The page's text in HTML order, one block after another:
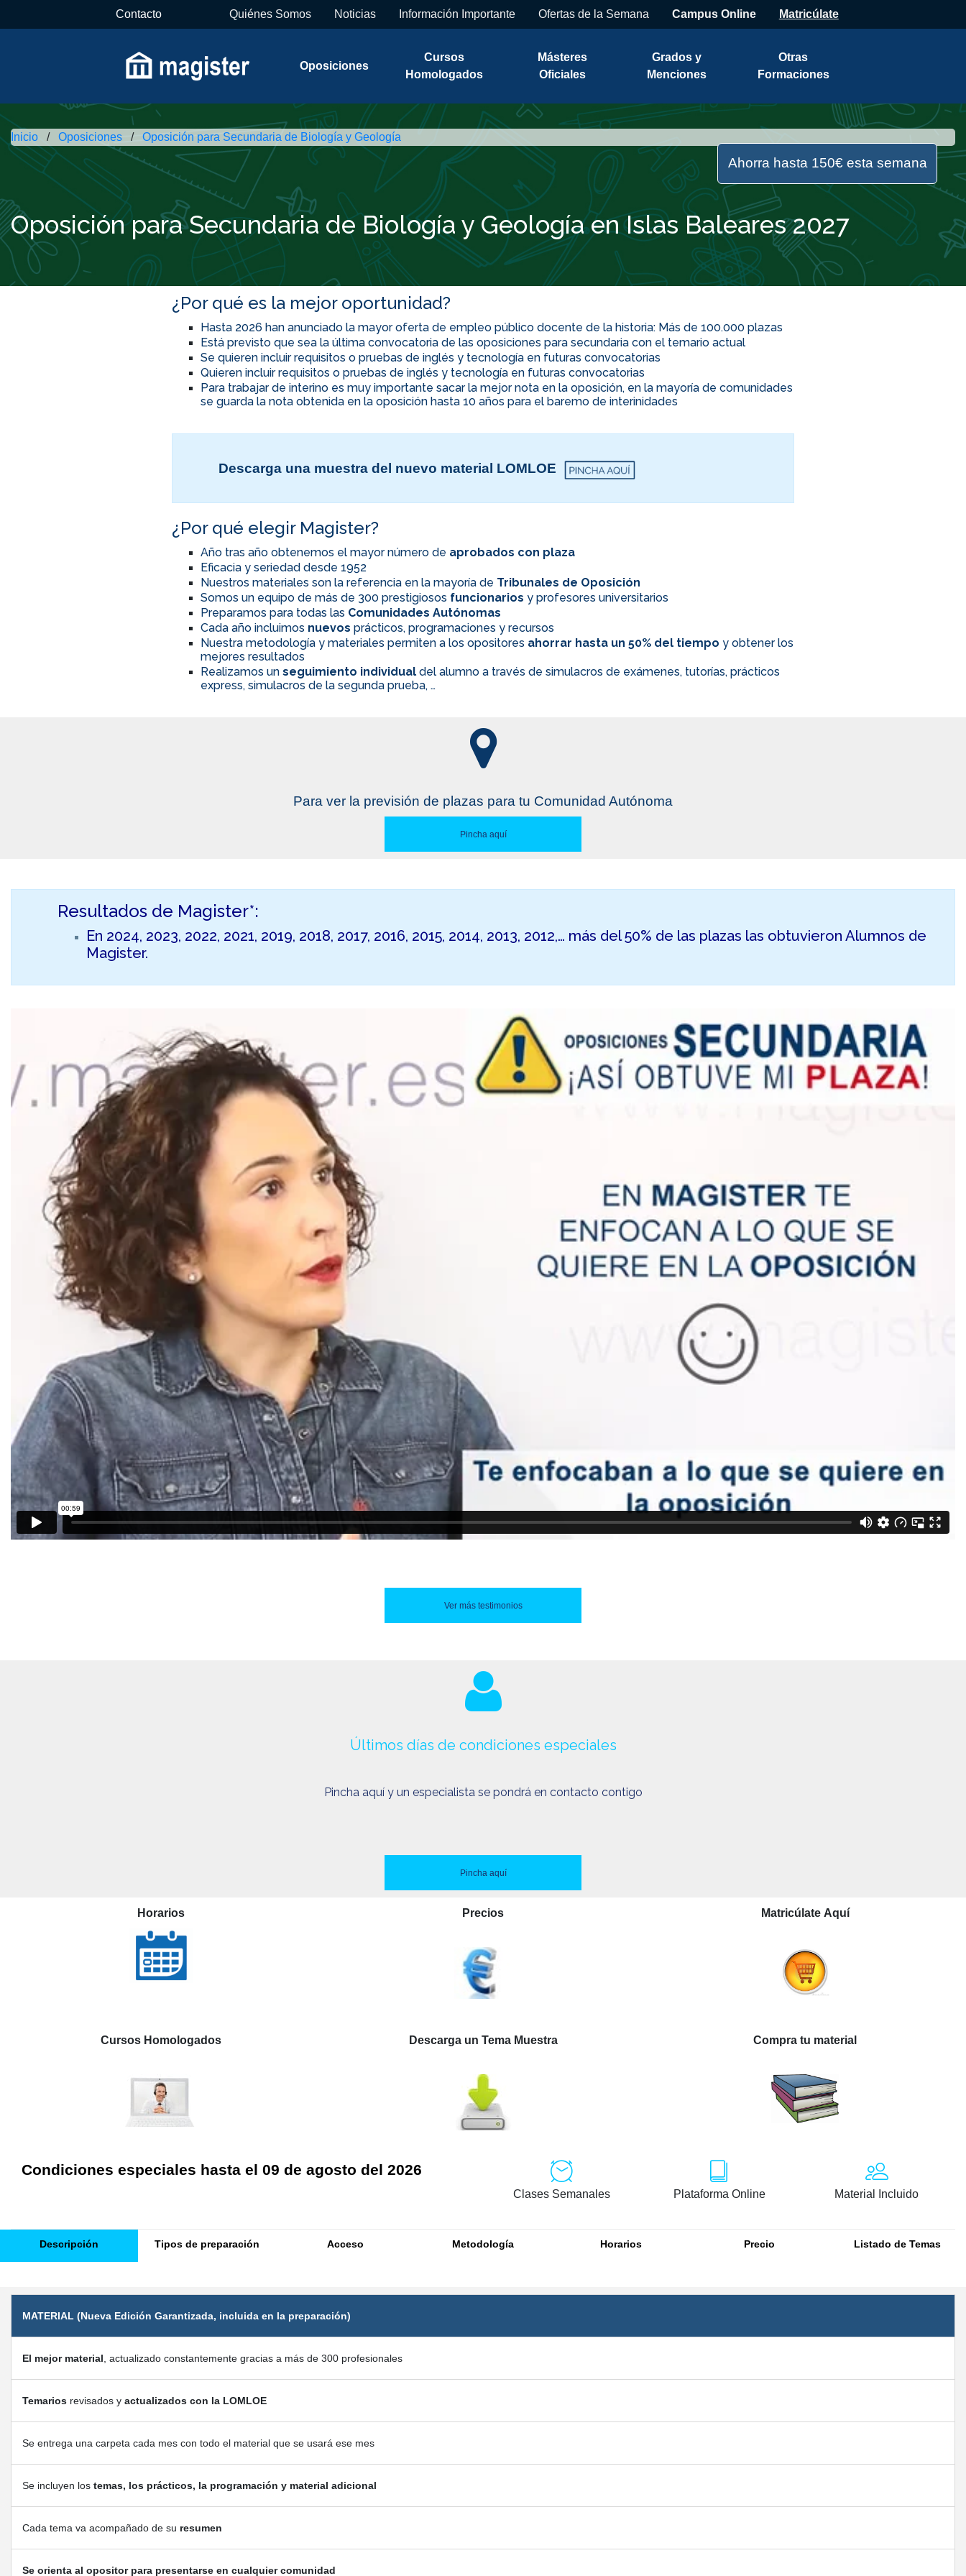
Contacto Quiénes Somos Noticias Información Importante Ofertas de la Semana Campus Online Matricúlate
Oposiciones
Cursos
Homologados
Másteres
Oficiales
Grados y
Menciones
Otras
Formaciones
Inicio Oposiciones Oposición para Secundaria de Biología y Geología
Ahorra hasta 150€ esta semana
Oposición para Secundaria de Biología y Geología en Islas Baleares 2027
¿Por qué es la mejor oportunidad?
Hasta 2026 han anunciado la mayor oferta de empleo público docente de la historia: Más de 100.000 plazas
Está previsto que sea la última convocatoria de las oposiciones para secundaria con el temario actual
Se quieren incluir requisitos o pruebas de inglés y tecnología en futuras convocatorias
Quieren incluir requisitos o pruebas de inglés y tecnología en futuras convocatorias
Para trabajar de interino es muy importante sacar la mejor nota en la oposición, en la mayoría de comunidades
se guarda la nota obtenida en la oposición hasta 10 años para el baremo de interinidades
Descarga una muestra del nuevo material LOMLOE
¿Por qué elegir Magister?
Año tras año obtenemos el mayor número de aprobados con plaza
Eficacia y seriedad desde 1952
Nuestros materiales son la referencia en la mayoría de Tribunales de Oposición
Somos un equipo de más de 300 prestigiosos funcionarios y profesores universitarios
Preparamos para todas las Comunidades Autónomas
Cada año incluimos nuevos prácticos, programaciones y recursos
Nuestra metodología y materiales permiten a los opositores ahorrar hasta un 50% del tiempo y obtener los
mejores resultados
Realizamos un seguimiento individual del alumno a través de simulacros de exámenes, tutorías, prácticos
express, simulacros de la segunda prueba, …
Para ver la previsión de plazas para tu Comunidad Autónoma
Pincha aquí
Resultados de Magister*:
En 2024, 2023, 2022, 2021, 2019, 2018, 2017, 2016, 2015, 2014, 2013, 2012,… más del 50% de las plazas las obtuvieron Alumnos de
Magister.
Ver más testimonios
Últimos días de condiciones especiales
Pincha aquí y un especialista se pondrá en contacto contigo
Pincha aquí
Horarios Precios Matricúlate Aquí
Cursos Homologados Descarga un Tema Muestra Compra tu material
Condiciones especiales hasta el 09 de agosto del 2026
Clases Semanales Plataforma Online Material Incluido
Descripción Tipos de preparación Acceso Metodología Horarios Precio Listado de Temas
MATERIAL (Nueva Edición Garantizada, incluida en la preparación)
El mejor material , actualizado constantemente gracias a más de 300 profesionales
Temarios revisados y actualizados con la LOMLOE
Se entrega una carpeta cada mes con todo el material que se usará ese mes
Se incluyen los temas, los prácticos, la programación y material adicional
Cada tema va acompañado de su resumen
Se orienta al opositor para presentarse en cualquier comunidad